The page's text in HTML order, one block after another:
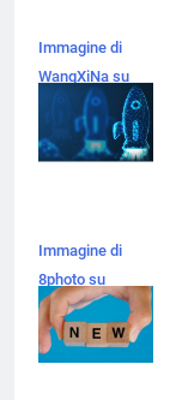
Immagine di
WangXiNa su
Magnific
Immagine di
8photo su
Magnific